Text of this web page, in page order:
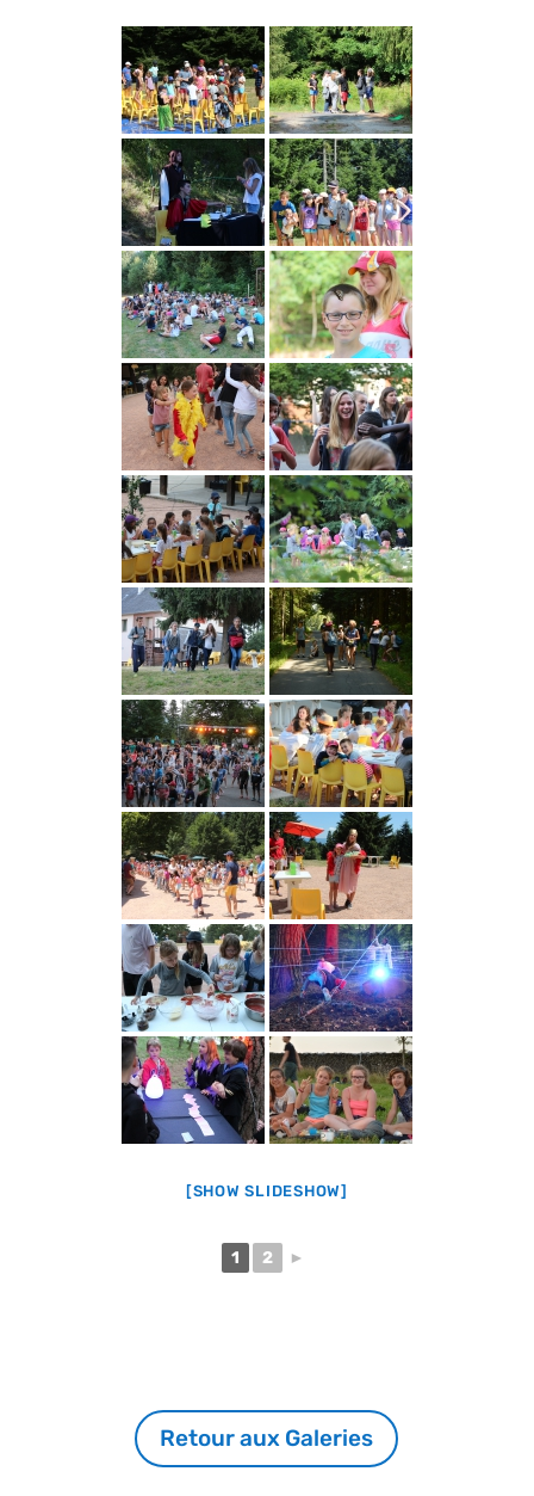
[SHOW SLIDESHOW]
1 2 ►
Retour aux Galeries